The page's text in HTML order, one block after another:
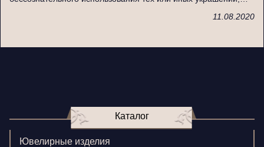
11.08.2020
Каталог
Ювелирные изделия